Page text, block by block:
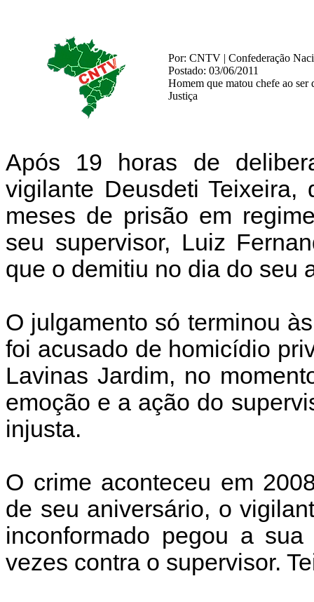
Por: CNTV | Confederação
Postado: 03/06/2011
Homem que matou chefe ao ser
Justiça
Após 19 horas de
vigilante Deusdeti
meses de prisão em
seu supervisor, Luiz
que o demitiu no dia do seu
O julgamento só terminou
foi acusado de homicídio
Lavinas Jardim, no
emoção e a ação do
injusta.
O crime aconteceu em
de seu aniversário, o
inconformado pegou a
vezes contra o supervisor.